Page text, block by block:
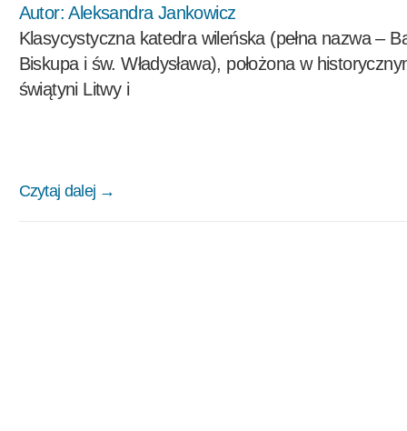
Autor: Aleksandra Jankowicz
Klasycystyczna katedra wileńska (pełna nazwa –
Biskupa i św. Władysława), położona w
świątyni Litwy i
Czytaj dalej →